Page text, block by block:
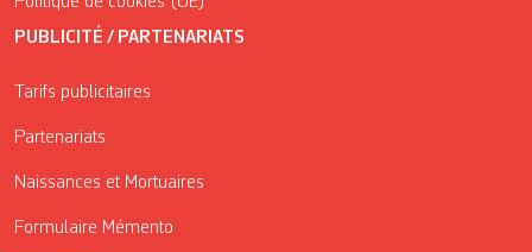
PUBLICITÉ / PARTENARIATS
Tarifs publicitaires
Partenariats
Naissances et Mortuaires
Formulaire Mémento